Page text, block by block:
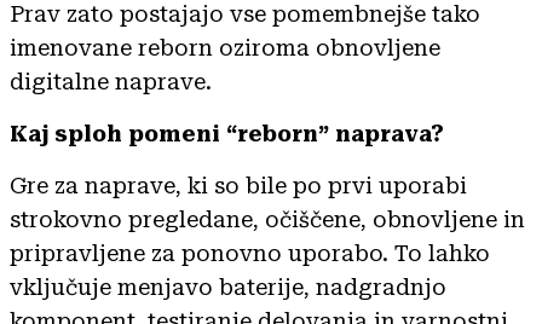
Prav zato postajajo vse pomembnejše tako
imenovane reborn oziroma obnovljene
digitalne naprave.
Kaj sploh pomeni “reborn” naprava?
Gre za naprave, ki so bile po prvi uporabi
strokovno pregledane, očiščene, obnovljene in
pripravljene za ponovno uporabo. To lahko
vključuje menjavo baterije, nadgradnjo